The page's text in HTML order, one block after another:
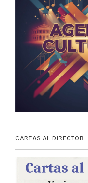
CARTAS AL DIRECTOR